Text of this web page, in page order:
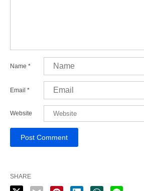
Name *
Email *
Website
SHARE